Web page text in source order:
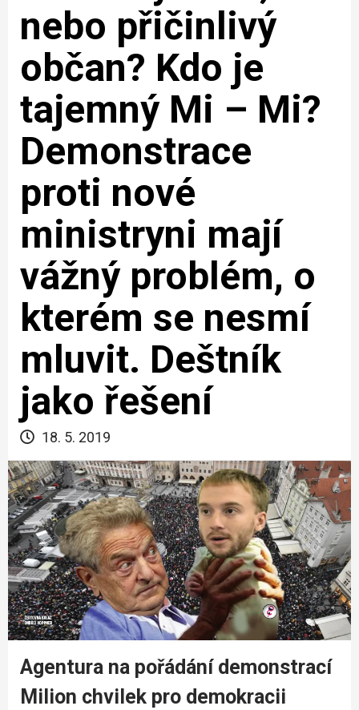
nebo přičinlivý
občan? Kdo je
tajemný Mi – Mi?
Demonstrace
proti nové
ministryni mají
vážný problém, o
kterém se nesmí
mluvit. Deštník
jako řešení
18. 5. 2019
Agentura na pořádání demonstrací
Milion chvilek pro demokracii